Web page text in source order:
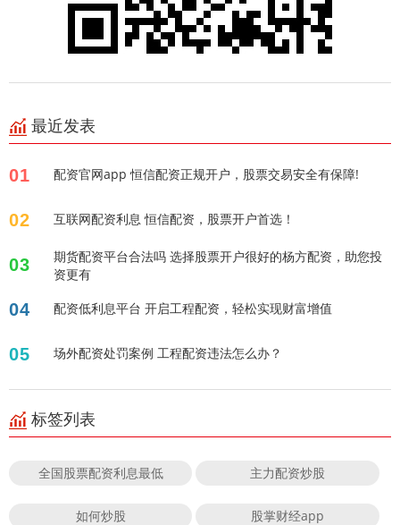
最近发表
01 配资官网app 恒信配资正规开户，股票交易安全有保障!
02 互联网配资利息 恒信配资，股票开户首选！
03
期货配资平台合法吗 选择股票开户很好的杨方配资，助您投
资更有
04 配资低利息平台 开启工程配资，轻松实现财富增值
05 场外配资处罚案例 工程配资违法怎么办？
标签列表
全国股票配资利息最低 主力配资炒股
如何炒股 股掌财经app